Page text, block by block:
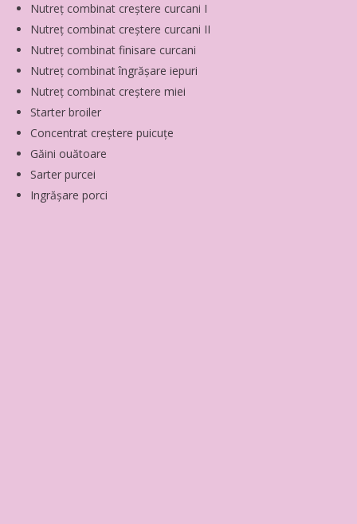
Nutreț combinat creștere curcani I
Nutreț combinat creștere curcani II
Nutreț combinat finisare curcani
Nutreț combinat îngrășare iepuri
Nutreț combinat creștere miei
Starter broiler
Concentrat creștere puicuțe
Găini ouătoare
Sarter purcei
Ingrășare porci